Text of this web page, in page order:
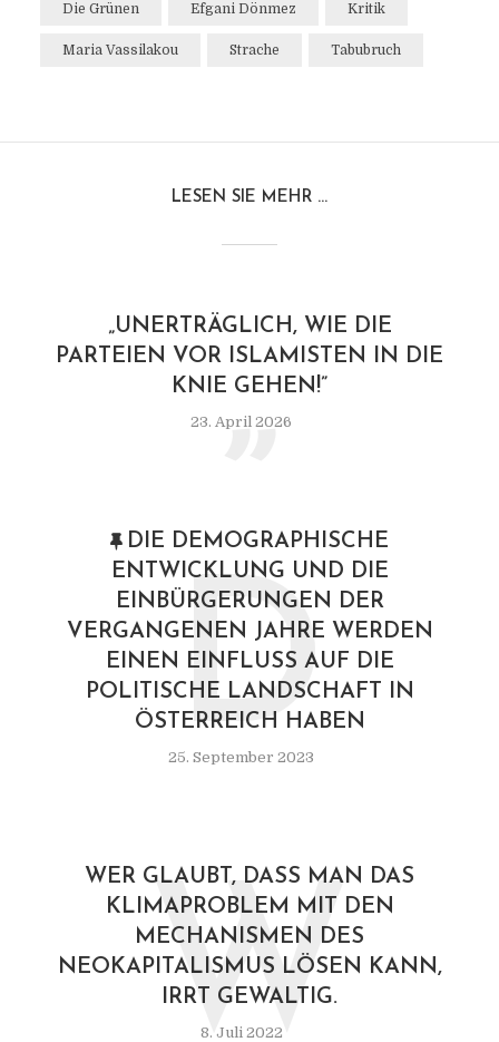
Die Grünen Efgani Dönmez Kritik
Maria Vassilakou Strache Tabubruch
LESEN SIE MEHR ...
„UNERTRÄGLICH, WIE DIE
PARTEIEN VOR ISLAMISTEN IN DIE
KNIE GEHEN!”
23. April 2026
„
DIE DEMOGRAPHISCHE
ENTWICKLUNG UND DIE
EINBÜRGERUNGEN DER
VERGANGENEN JAHRE WERDEN
EINEN EINFLUSS AUF DIE
POLITISCHE LANDSCHAFT IN
ÖSTERREICH HABEN
25. September 2023
D
WER GLAUBT, DASS MAN DAS
KLIMAPROBLEM MIT DEN
MECHANISMEN DES
NEOKAPITALISMUS LÖSEN KANN,
IRRT GEWALTIG.
8. Juli 2022
W